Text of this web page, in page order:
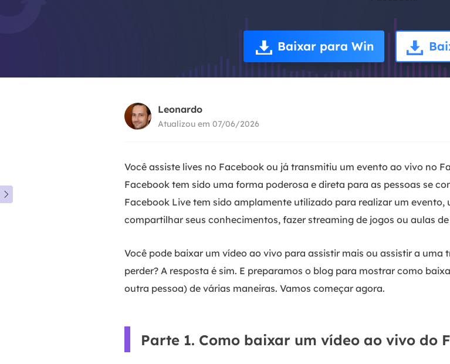
Baixar para Win

Leonardo
Atualizou em 07/06/2026
Você assiste lives no Facebook ou já transmitiu um evento ao vivo no
Facebook tem sido uma forma poderosa e direta para as pessoas se
Facebook Live tem sido amplamente utilizado para realizar um evento,
compartilhar seus conhecimentos, fazer streaming de jogos ou aulas
Você pode baixar um vídeo ao vivo para assistir mais ou assistir a uma
perder? A resposta é sim. E preparamos o blog para mostrar como
outra pessoa) de várias maneiras. Vamos começar agora.
Parte 1. Como baixar um vídeo ao vivo do